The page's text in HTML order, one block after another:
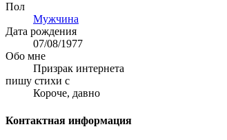
Пол
Мужчина
Дата рождения
07/08/1977
Обо мне
Призрак интернета
пишу стихи с
Короче, давно
Контактная информация